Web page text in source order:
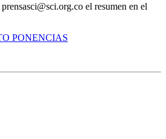
el resumen en el
PONENCIAS